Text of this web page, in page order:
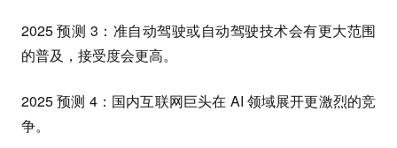
2025 预测 3：准自动驾驶或自动驾驶技术会有更大范围
的普及，接受度会更高。
2025 预测 4：国内互联网巨头在 AI 领域展开更激烈的竞
争。